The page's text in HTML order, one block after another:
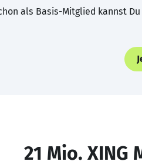
als Basis-Mitglied kannst
21 Mio. XING